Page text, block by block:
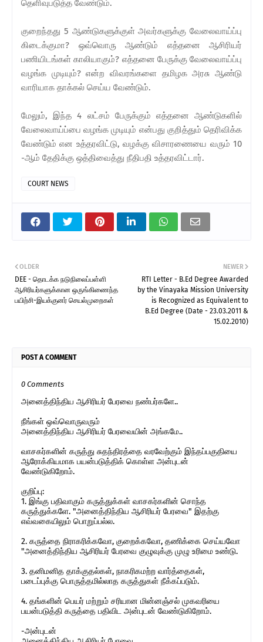
தெளிவுபடுத்த வேண்டும்.
குறைந்தது 5 ஆண்டுகளுக்குள் அவர்களுக்கு வேலைவாய்ப்பு
கிடைக்குமா? ஒவ்வொரு ஆண்டும் எத்தனை ஆசிரியர்
பணியிடங்கள் காலியாகும்? எத்தனை பேருக்கு வேலைவாய்ப்பு
வழங்க முடியும்? என்ற விவரங்களை தமிழக அரசு ஆண்டு
வாரியாக தாக்கல் செய்ய வேண்டும்.
மேலும், இந்த 4 லட்சம் பேருக்கும் எத்தனை ஆண்டுகளில்
வேலைவாய்ப்பை வழங்க முடியும் என்பது குறித்தும் தெரிவிக்க
வேண்டும் என உத்தரவிட்டு, வழக்கு விசாரணையை வரும் 10
-ஆம் தேதிக்கு ஒத்திவைத்து நீதிபதி உத்தரவிட்டார்.
COURT NEWS
NEWER
RTI Letter - B.Ed Degree Awarded
by the Vinayaka Mission University
is Recognized as Equivalent to
B.Ed Degree (Date - 23.03.2011 &
15.02.2010)
OLDER
DEE - தொடக்க நடுநிலைப்பள்ளி
ஆசிரியர்களுக்கான ஒருங்கிணைந்த
பயிற்சி-இயக்குனர் செயல்முறைகள்
POST A COMMENT
0 Comments
அனைத்திந்திய ஆசிரியர் பேரவை நண்பர்களே..
நீங்கள் ஒவ்வொருவரும்
அனைத்திந்திய ஆசிரியர் பேரவையின் அங்கமே..
வாசகர்களின் கருத்து சுதந்திரத்தை வரவேற்கும் இந்தப்பகுதியை
ஆரோக்கியமாக பயன்படுத்திக் கொள்ள அன்புடன்
வேண்டுகிறோம்.
குறிப்பு:
1. இங்கு பதிவாகும் கருத்துக்கள் வாசகர்களின் சொந்த
கருத்துக்களே. "அனைத்திந்திய ஆசிரியர் பேரவை" இதற்கு
எவ்வகையிலும் பொறுப்பல்ல.
2. கருத்தை நிராகரிக்கவோ, குறைக்கவோ, தணிக்கை செய்யவோ
"அனைத்திந்திய ஆசிரியர் பேரவை குழுவுக்கு முழு உரிமை உண்டு.
3. தனிமனித தாக்குதல்கள், நாகரிகமற்ற வார்த்தைகள்,
படைப்புக்கு பொருத்தமில்லாத கருத்துகள் நீக்கப்படும்.
4. தங்களின் பெயர் மற்றும் சரியான மின்னஞ்சல் முகவரியை
பயன்படுத்தி கருத்தை பதிவிட அன்புடன் வேண்டுகிறோம்.
-அன்புடன்